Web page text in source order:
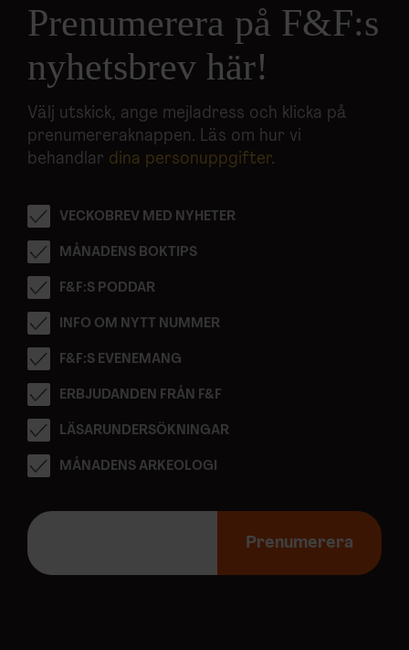
Prenumerera på F&F:s
nyhetsbrev här!
Välj utskick, ange mejladress och klicka på
prenumereraknappen. Läs om hur vi
behandlar dina personuppgifter.
VECKOBREV MED NYHETER
MÅNADENS BOKTIPS
F&F:S PODDAR
INFO OM NYTT NUMMER
F&F:S EVENEMANG
ERBJUDANDEN FRÅN F&F
LÄSARUNDERSÖKNINGAR
MÅNADENS ARKEOLOGI
E
p
Prenumerera